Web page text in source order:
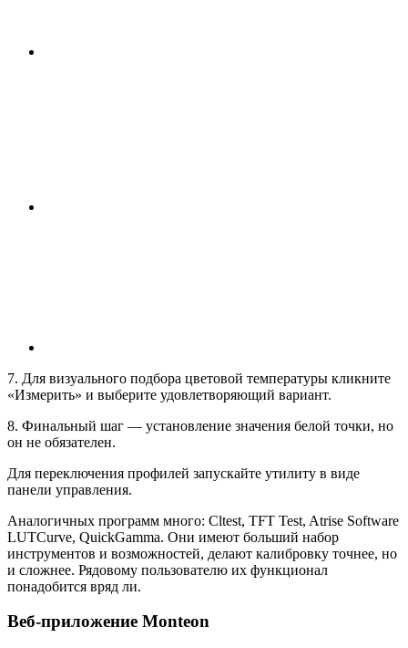
7. Для визуального подбора цветовой температуры кликните
«Измерить» и выберите удовлетворяющий вариант.
8. Финальный шаг — установление значения белой точки, но
он не обязателен.
Для переключения профилей запускайте утилиту в виде
панели управления.
Аналогичных программ много: Cltest, TFT Test, Atrise Software
LUTCurve, QuickGamma. Они имеют больший набор
инструментов и возможностей, делают калибровку точнее, но
и сложнее. Рядовому пользователю их функционал
понадобится вряд ли.
Веб-приложение Monteon